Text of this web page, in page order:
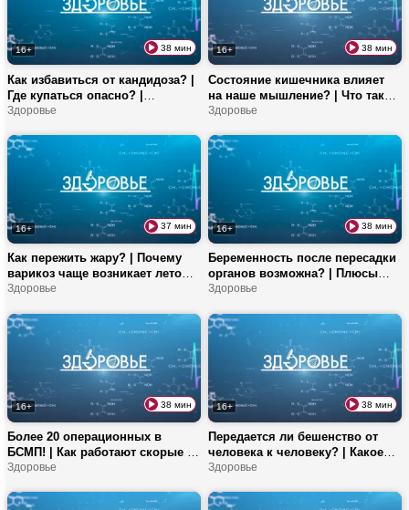
16+ 38 мин
Как избавиться от кандидоза? |
Где купаться опасно? |
Фруктоза или глюкоза: что
Здоровье
16+ 38 мин
Состояние кишечника влияет
на наше мышление? | Что такое
пробиотики и пребиотики? |
Здоровье
16+ 37 мин
Как пережить жару? | Почему
варикоз чаще возникает летом?
| Польза витамина А для
Здоровье
16+ 38 мин
Беременность после пересадки
органов возможна? | Плюсы
партнерских родов | Овощи на
Здоровье
16+ 38 мин
Более 20 операционных в
БСМП! | Как работают скорые в
Беларуси? | Рецепты полезных
Здоровье
16+ 38 мин
Передается ли бешенство от
человека к человеку? | Какое
мясо самое диетическое? |
шашлыка!
Здоровье